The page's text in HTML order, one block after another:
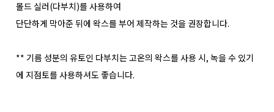
몰드 실러(다부치)를 사용하여
단단하게 막아준 뒤에 왁스를 부어 제작하는 것을 권장합니다.
** 기름 성분의 유토인 다부치는 고온의 왁스를 사용 시, 녹을 수 있기
에 지점토를 사용하셔도 좋습니다.